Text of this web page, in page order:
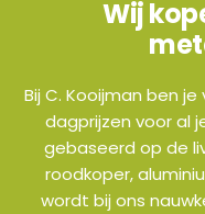
Wij
Bij C. Kooijman ben
dagprijzen voor al
gebaseerd op de
roodkoper,
wordt bij ons